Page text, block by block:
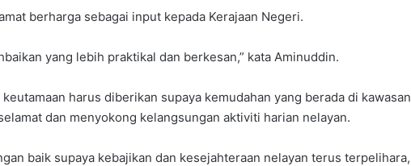
berharga sebagai input kepada Kerajaan Negeri.
yang lebih praktikal dan berkesan,” kata Aminuddin.
harus diberikan supaya kemudahan yang berada di kawasan
dan menyokong kelangsungan aktiviti harian nelayan.
baik supaya kebajikan dan kesejahteraan nelayan terus terpelihara,